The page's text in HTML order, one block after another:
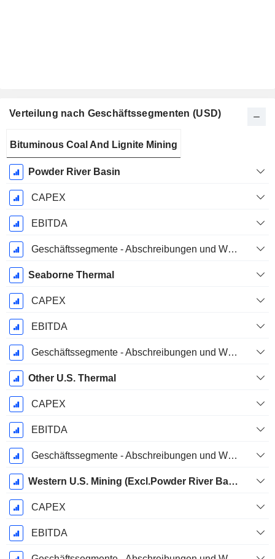
Verteilung nach Geschäftssegmenten (USD)
Geschäftsjahres:
Dezember
Bituminous Coal And Lignite Mining
Powder River Basin
CAPEX
EBITDA
Geschäftssegmente - Abschreibungen und Wertminderungen
Seaborne Thermal
CAPEX
EBITDA
Geschäftssegmente - Abschreibungen und Wertminderungen
Other U.S. Thermal
CAPEX
EBITDA
Geschäftssegmente - Abschreibungen und Wertminderungen
Western U.S. Mining (Excl.Powder River Basin Mining)
CAPEX
EBITDA